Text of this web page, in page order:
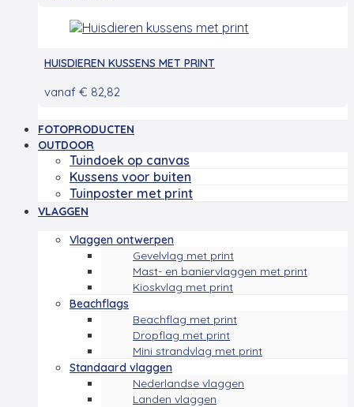
HUISDIEREN KUSSENS MET PRINT
vanaf € 82,82
FOTOPRODUCTEN
OUTDOOR
Tuindoek op canvas
Kussens voor buiten
Tuinposter met print
VLAGGEN
Vlaggen ontwerpen
Gevelvlag met print
Mast- en baniervlaggen met print
Kioskvlag met print
Beachflags
Beachflag met print
Dropflag met print
Mini strandvlag met print
Standaard vlaggen
Nederlandse vlaggen
Landen vlaggen